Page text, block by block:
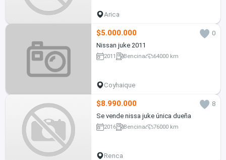
Arica
$5.000.000
0
Nissan juke 2011
2011 Bencina 64000 km
Coyhaique
$8.990.000
8
Se vende nissa juke única dueña
2016 Bencina 76000 km
Renca